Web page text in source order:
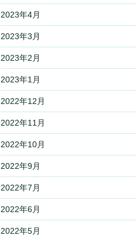
2023年4月
2023年3月
2023年2月
2023年1月
2022年12月
2022年11月
2022年10月
2022年9月
2022年7月
2022年6月
2022年5月